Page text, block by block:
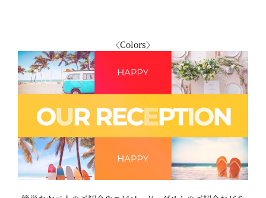
〈Colors〉